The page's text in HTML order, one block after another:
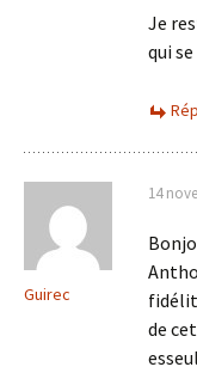
Je
qui
Guirec
14
de